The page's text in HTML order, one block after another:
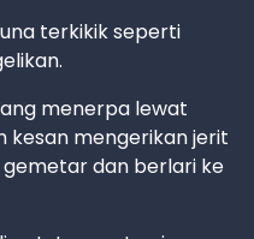
terkikik seperti
menerpa lewat
kesan mengerikan jerit
gemetar dan berlari ke